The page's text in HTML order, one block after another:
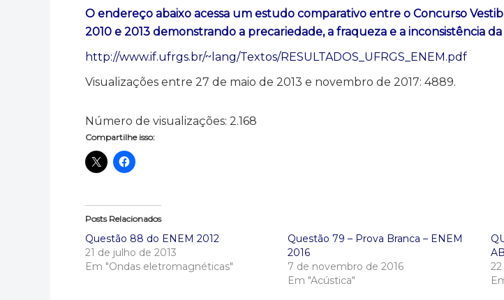
O endereço abaixo acessa um estudo comparativo entre o Concurso
2010 e 2013 demonstrando a precariedade, a fraqueza e a inconsistência
http://www.if.ufrgs.br/~lang/Textos/RESULTADOS_UFRGS_ENEM.pdf
Visualizações entre 27 de maio de 2013 e novembro de 2017: 4889.
Número de visualizações: 2.168
Compartilhe isso:
Posts Relacionados
Questão 88 do ENEM 2012
21 de julho de 2013
Em "Ondas eletromagnéticas"
Questão 79 – Prova Branca – ENEM
2016
7 de novembro de 2016
Em "Acústica"